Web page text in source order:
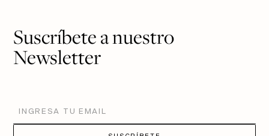
Suscríbete a nuestro
Newsletter